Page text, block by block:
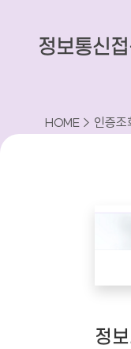
정보통신
HOME > 인증조
정